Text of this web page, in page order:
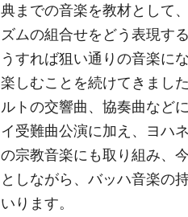
典までの音楽を教材として
ズムの組合せをどう表現す
うすれば狙い通りの音楽に
楽しむことを続けてきまし
ルトの交響曲、協奏曲など
イ受難曲公演に加え、ヨハ
の宗教音楽にも取り組み、
としながら、バッハ音楽の
いります。